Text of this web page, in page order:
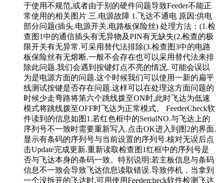
于使用不规范,或者由于别的硬件问题导致Feeder不能正
常使用的相关图片 三.电源故障 1.飞达不通电 原因:供电
部分问题(插头.电源开关.电路板保险丝) 处理方法：(1.检
查图1中的通信插头有无异物及PIN有无缺失(2.检查的极
限开关有无异常.可采用替代法排除(3.检查图3中的电路
板保险丝有无熔断.一般不会存在也可以采用替代法来排
除此问题.我们会遇到按键灯点不亮的情况. 可能会误以
为是电源方面的问题.这个时候我们可以使用一新的扁平
线测试按键是否存在问题.这样可以在处理这方面问题的
时候少走弯路将第六个跳线拨至ON时,此时飞达为低速
模式将跳线拨至OFF时飞达为正常模式。 FeederCheck软
件读到的信息如图1.若红色框中的SerialNO.与飞达上的
序列号不一致时需要重新写入.点击OK进入到图2的界面.
显示有条码的序列号与当前设置的序列号.核对无误后点
击Update完成更新.重新读取检查图1红框中的序列号是
否与飞达本身的条码一致。特别说明:若主板信息与条码
信息不一致会导致飞达信息读取错误.导致停机，当拿到
一个没拆开的飞达时,可用使用Feedercheck软件检测飞达